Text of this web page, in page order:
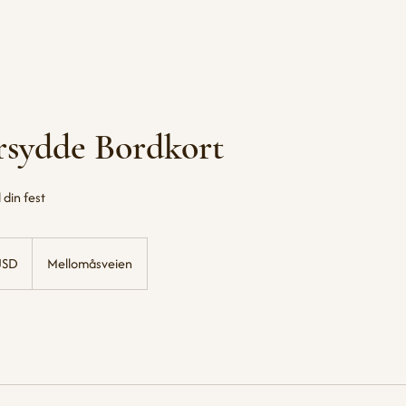
Bordkort
din fest
Mellomåsveien